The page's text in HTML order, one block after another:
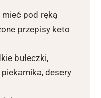
pod ręką
przepisy keto
bułeczki,
desery